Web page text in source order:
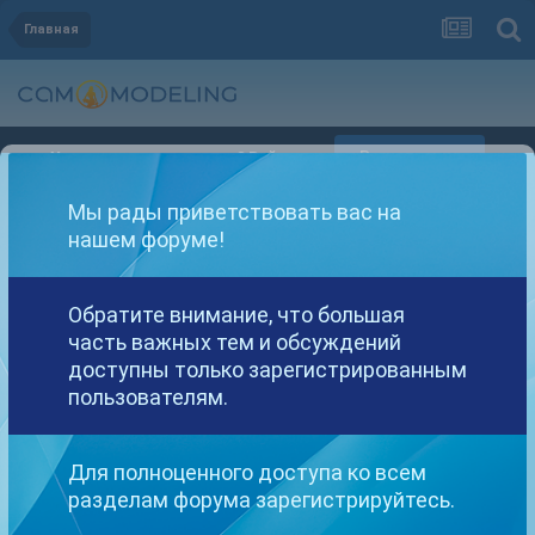
Главная
Уже зарегистрированы? Войти Регистрация
Другие варианты поиска
Найдено: 1 результат
СОРТИРОВКА
Мы рады приветствовать вас на
нашем форуме!
Обратите внимание, что большая
часть важных тем и обсуждений
доступны только зарегистрированным
пользователям.
Для полноценного доступа ко всем
разделам форума зарегистрируйтесь.